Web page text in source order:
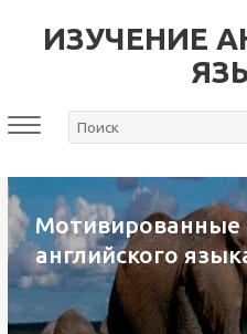
ИЗУЧЕНИЕ
Мотивированные
английского